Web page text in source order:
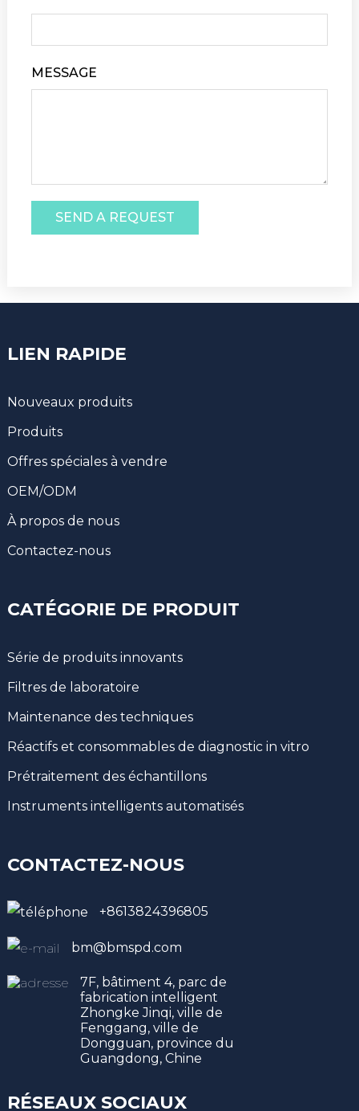
MESSAGE
SEND A REQUEST
LIEN RAPIDE
Nouveaux produits
Produits
Offres spéciales à vendre
OEM/ODM
À propos de nous
Contactez-nous
CATÉGORIE DE PRODUIT
Série de produits innovants
Filtres de laboratoire
Maintenance des techniques
Réactifs et consommables de diagnostic in vitro
Prétraitement des échantillons
Instruments intelligents automatisés
CONTACTEZ-NOUS
+8613824396805
bm@bmspd.com
7F, bâtiment 4, parc de
fabrication intelligent
Zhongke Jinqi, ville de
Fenggang, ville de
Dongguan, province du
Guangdong, Chine
RÉSEAUX SOCIAUX